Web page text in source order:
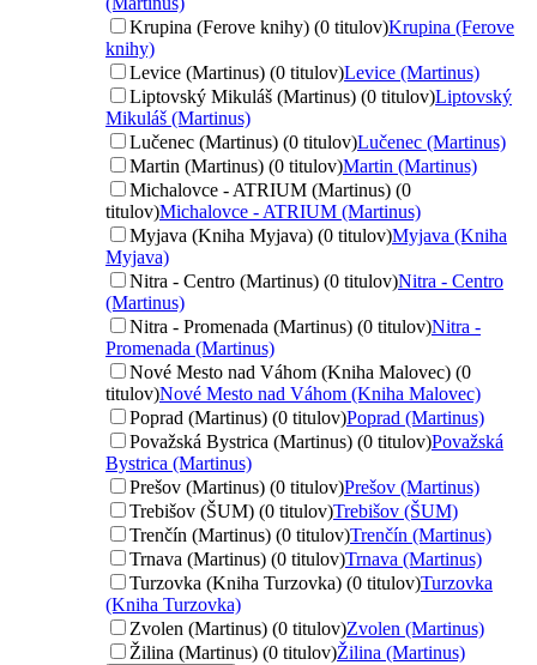
Krupina (Ferove knihy) (0 titulov)Krupina (Ferove
knihy)
Levice (Martinus) (0 titulov)Levice (Martinus)
Liptovský Mikuláš (Martinus) (0 titulov)Liptovský
Mikuláš (Martinus)
Lučenec (Martinus) (0 titulov)Lučenec (Martinus)
Martin (Martinus) (0 titulov)Martin (Martinus)
Michalovce - ATRIUM (Martinus) (0
titulov)Michalovce - ATRIUM (Martinus)
Myjava (Kniha Myjava) (0 titulov)Myjava (Kniha
Myjava)
Nitra - Centro (Martinus) (0 titulov)Nitra - Centro
(Martinus)
Nitra - Promenada (Martinus) (0 titulov)Nitra -
Promenada (Martinus)
Nové Mesto nad Váhom (Kniha Malovec) (0
titulov)Nové Mesto nad Váhom (Kniha Malovec)
Poprad (Martinus) (0 titulov)Poprad (Martinus)
Považská Bystrica (Martinus) (0 titulov)Považská
Bystrica (Martinus)
Prešov (Martinus) (0 titulov)Prešov (Martinus)
Trebišov (ŠUM) (0 titulov)Trebišov (ŠUM)
Trenčín (Martinus) (0 titulov)Trenčín (Martinus)
Trnava (Martinus) (0 titulov)Trnava (Martinus)
Turzovka (Kniha Turzovka) (0 titulov)Turzovka
(Kniha Turzovka)
Zvolen (Martinus) (0 titulov)Zvolen (Martinus)
Žilina (Martinus) (0 titulov)Žilina (Martinus)